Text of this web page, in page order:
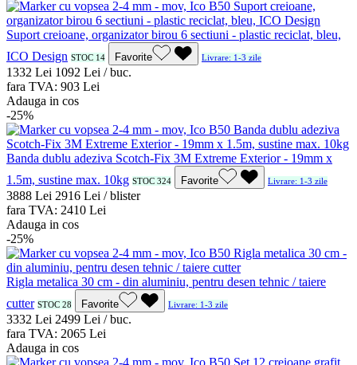
Suport creioane, organizator birou 6 sectiuni - plastic reciclat, bleu,
ICO Design STOC 14 Favorite Livrare: 1-3 zile
1332 Lei 1092 Lei / buc.
fara TVA: 903 Lei
Adauga in cos
-25%
Banda dublu adeziva Scotch-Fix 3M Extreme Exterior - 19mm x
1.5m, sustine max. 10kg STOC 324 Favorite Livrare: 1-3 zile
3888 Lei 2916 Lei / blister
fara TVA: 2410 Lei
Adauga in cos
-25%
Rigla metalica 30 cm - din aluminiu, pentru desen tehnic / taiere
cutter STOC 28 Favorite Livrare: 1-3 zile
3332 Lei 2499 Lei / buc.
fara TVA: 2065 Lei
Adauga in cos